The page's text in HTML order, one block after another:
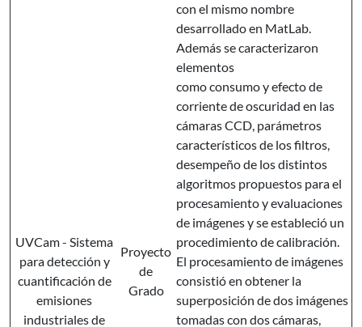
UVCam - Sistema
para detección y
cuantificación de
emisiones
industriales de
Proyecto
de
Grado
con el mismo nombre
desarrollado en MatLab.
Además se caracterizaron
elementos
como consumo y efecto de
corriente de oscuridad en las
cámaras CCD, parámetros
característicos de los filtros,
desempeño de los distintos
algoritmos propuestos para el
procesamiento y evaluaciones
de imágenes y se estableció un
procedimiento de calibración.
El procesamiento de imágenes
consistió en obtener la
superposición de dos imágenes
tomadas con dos cámaras,